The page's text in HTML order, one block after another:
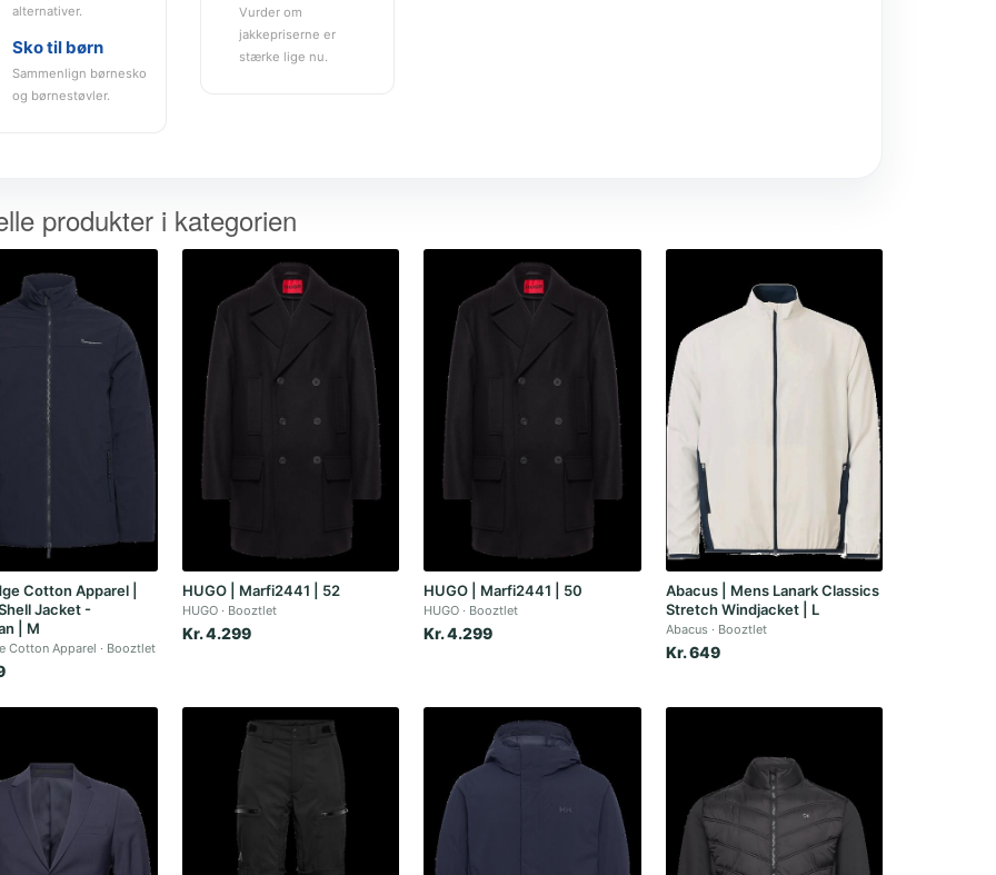
alternativer.
Sko til børn
Sammenlign børnesko
og børnestøvler.
Vurder om
jakkepriserne er
stærke lige nu.
produkter i kategorien
Cotton Apparel |
Jacket -
| M
Cotton Apparel Booztlet
HUGO | Marfi2441 | 52
HUGO Booztlet
Kr. 4.299
HUGO | Marfi2441 | 50
HUGO Booztlet
Kr. 4.299
Abacus | Mens Lanark Classics
Stretch Windjacket | L
Abacus Booztlet
Kr. 649